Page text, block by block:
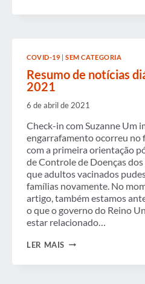
JANEIRO
2021
COVID-19 |SEM CATEGORIA
Resumo de notícias
2021
6 de abril de 2021
Check-in com Suzanne Um
engarrafamento ocorreu no
com a primeira orientação
de Controle de Doenças
que adultos vacinados
famílias novamente. No
artigo, também estamos
o que o governo do Reino
estar relacionado…
LER MAIS RESUMO